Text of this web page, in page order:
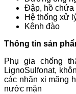
Đập, hồ
Hệ thống xử
Kênh đào
Thông tin sản
Phụ gia chống
LignoSulfonat,
các nhãn xi măng
nước mặn